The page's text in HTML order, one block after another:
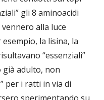
gli 8 aminoacidi
alla luce
la lisina, la
“essenziali”
già adulto, non
per i ratti in via di
sperimentando su